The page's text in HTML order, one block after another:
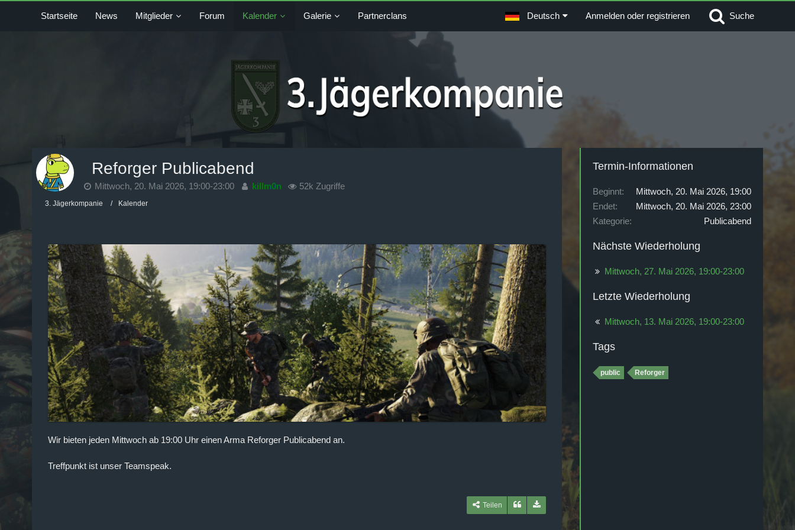
Startseite News Mitglieder Forum Kalender Galerie Partnerclans Deutsch Anmelden oder registrieren Suche
Reforger Publicabend
Mittwoch, 20. Mai 2026, 19:00-23:00 killm0n 52k Zugriffe
3. Jägerkompanie Kalender
Wir bieten jeden Mittwoch ab 19:00 Uhr einen Arma Reforger Publicabend an.
Treffpunkt ist unser Teamspeak.
Teilen
Termin-Informationen
Beginnt
Mittwoch, 20. Mai 2026, 19:00
Endet
Mittwoch, 20. Mai 2026, 23:00
Kategorie
Publicabend
Nächste Wiederholung
Mittwoch, 27. Mai 2026, 19:00-23:00
Letzte Wiederholung
Mittwoch, 13. Mai 2026, 19:00-23:00
Tags
public Reforger